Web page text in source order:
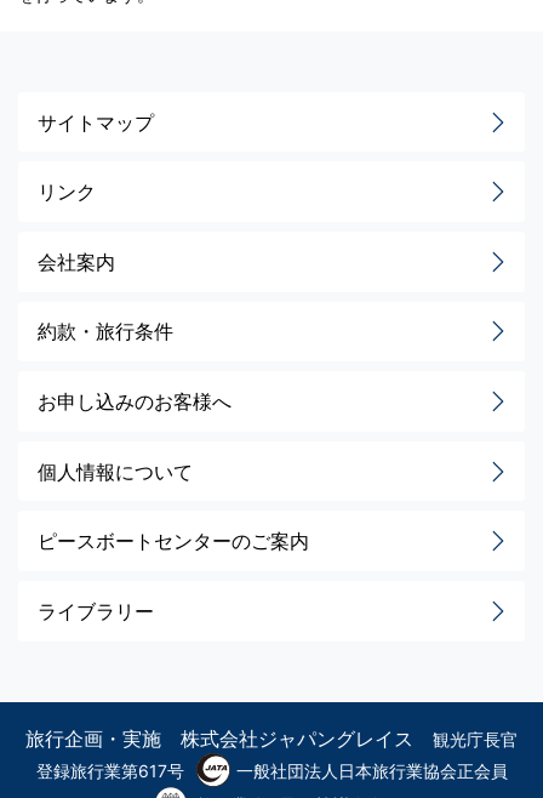
サイトマップ
リンク
会社案内
約款・旅行条件
お申し込みのお客様へ
個人情報について
ピースボートセンターのご案内
ライブラリー
旅行企画・実施 株式会社ジャパングレイス 観光庁長官
登録旅行業第617号
一般社団法人日本旅行業協会正会員